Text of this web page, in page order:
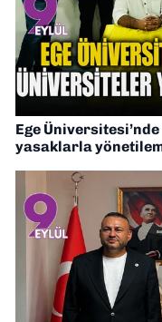
Ege
yasaklarla